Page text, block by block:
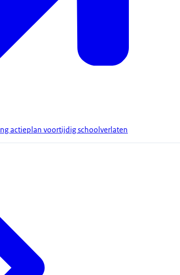
actieplan voortijdig schoolverlaten